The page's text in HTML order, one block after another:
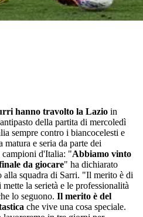
hanno travolto la Lazio in
della partita di mercoledì
sempre contro i biancocelesti e
e seria da parte dei
campioni d'Italia: "Abbiamo vinto
da giocare" ha dichiarato
squadra di Sarri. "Il merito è di
la serietà e le professionalità
lo seguono. Il merito è del
che vive una cosa speciale.